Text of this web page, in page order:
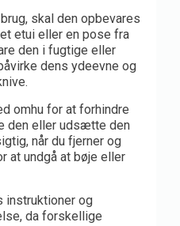
skal den opbevares
etui eller en pose fra
den i fugtige eller
dens ydeevne og
omhu for at forhindre
den eller udsætte den
når du fjerner og
at undgå at bøje eller
instruktioner og
da forskellige